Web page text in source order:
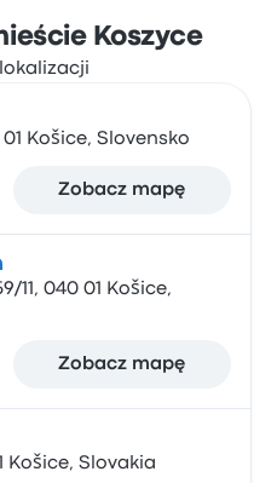
Koszyce
Košice, Slovensko
Zobacz mapę
11, 040 01 Košice,
Zobacz mapę
Košice, Slovakia